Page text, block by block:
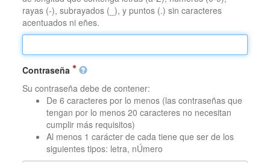
rayas (-), subrayados (_), y puntos (.) sin caracteres
acentuados ni eñes.
Contraseña
Su contraseña debe de contener:
De 6 caracteres por lo menos (las contraseñas que
tengan por lo menos 20 caracteres no necesitan
cumplir más requisitos)
Al menos 1 carácter de cada tiene que ser de los
siguientes tipos: letra, nÚmero